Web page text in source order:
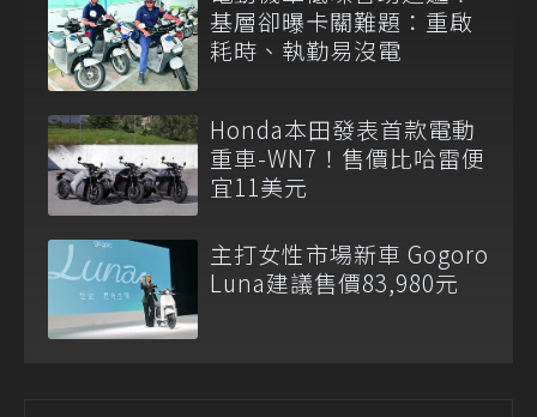
基層卻曝卡關難題：重啟
耗時、執勤易沒電
Honda本田發表首款電動
重車-WN7！售價比哈雷便
宜11美元
主打女性市場新車 Gogoro
Luna建議售價83,980元